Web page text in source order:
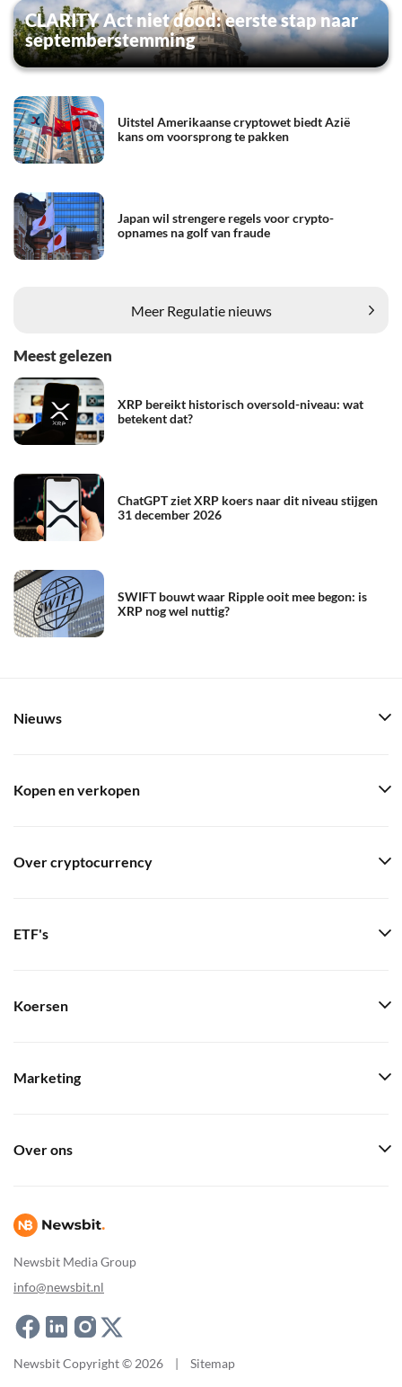
CLARITY Act niet dood: eerste stap naar
septemberstemming
Uitstel Amerikaanse cryptowet biedt Azië
kans om voorsprong te pakken
Japan wil strengere regels voor crypto-
opnames na golf van fraude
Meer Regulatie nieuws
Meest gelezen
XRP bereikt historisch oversold-niveau: wat
betekent dat?
ChatGPT ziet XRP koers naar dit niveau stijgen
31 december 2026
SWIFT bouwt waar Ripple ooit mee begon: is
XRP nog wel nuttig?
Newsbit Media Group
info@newsbit.nl
Nieuws
Kopen en verkopen
Over cryptocurrency
ETF's
Koersen
Marketing
Over ons
Newsbit Copyright © 2026 | Sitemap